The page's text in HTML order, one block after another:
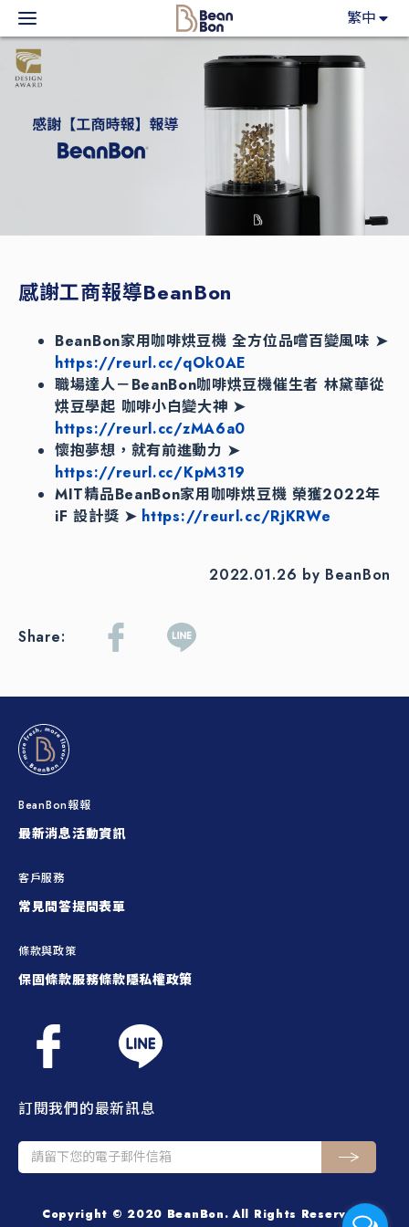
繁中
主力產品
咖啡市集
BeanBon報報
感謝工商報導BeanBon
BeanBon家用咖啡烘豆機 全方位品嚐百變風味 ➤
https://reurl.cc/qOk0AE
職場達人－BeanBon咖啡烘豆機催生者 林黛華從
烘豆學起 咖啡小白變大神 ➤
https://reurl.cc/zMA6a0
懷抱夢想，就有前進動力 ➤
https://reurl.cc/KpM319
MIT精品BeanBon家用咖啡烘豆機 榮獲2022年
iF 設計獎 ➤ https://reurl.cc/RjKRWe
2022.01.26 by BeanBon
Share:
BeanBon報報
最新消息活動資訊
客戶服務
常見問答提問表單
條款與政策
保固條款服務條款隱私權政策
訂閱我們的最新訊息
Copyright © 2020 BeanBon. All Rights Reserved.